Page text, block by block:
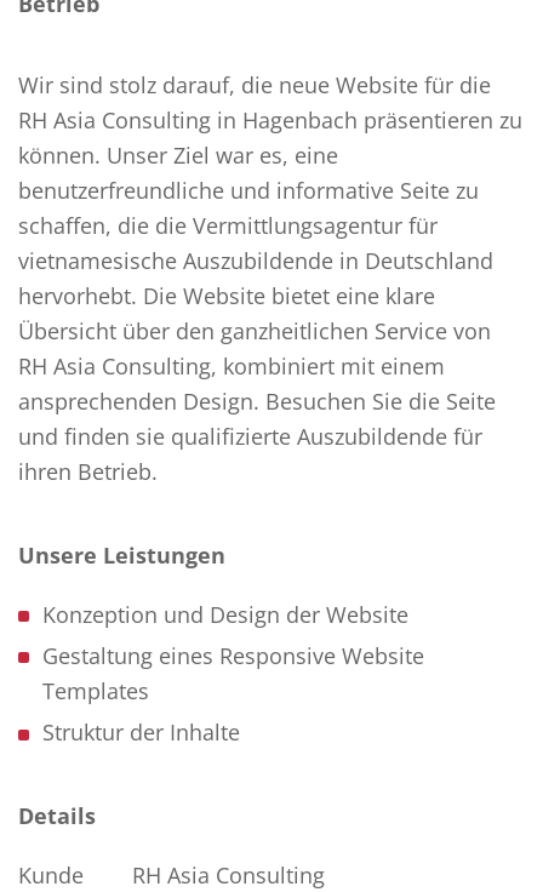
Wir sind stolz darauf, die neue Website für die
RH Asia Consulting in Hagenbach präsentieren zu
können. Unser Ziel war es, eine
benutzerfreundliche und informative Seite zu
schaffen, die die Vermittlungsagentur für
vietnamesische Auszubildende in Deutschland
hervorhebt. Die Website bietet eine klare
Übersicht über den ganzheitlichen Service von
RH Asia Consulting, kombiniert mit einem
ansprechenden Design. Besuchen Sie die Seite
und finden sie qualifizierte Auszubildende für
ihren Betrieb.
Unsere Leistungen
Konzeption und Design der Website
Gestaltung eines Responsive Website
Templates
Struktur der Inhalte
Details
Kunde RH Asia Consulting